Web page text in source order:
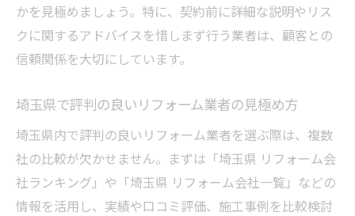
かを見極めましょう。特に、契約前に詳細な説明やリス
クに関するアドバイスを惜しまず行う業者は、顧客との
信頼関係を大切にしています。
埼玉県で評判の良いリフォーム業者の見極め方
埼玉県内で評判の良いリフォーム業者を選ぶ際は、複数
社の比較が欠かせません。まずは「埼玉県 リフォーム会
社ランキング」や「埼玉県 リフォーム会社一覧」などの
情報を活用し、実績や口コミ評価、施工事例を比較検討